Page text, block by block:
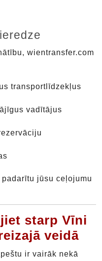
wientransfer.com
transportlīdzekļus
vadītājus
jūsu ceļojumu
starp Vīni
veidā
ir vairāk nekā